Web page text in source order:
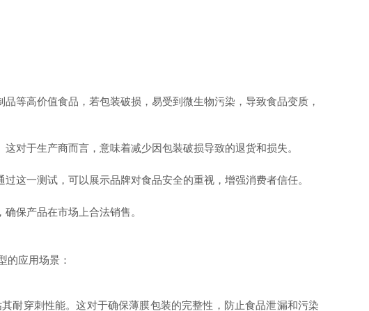
等高价值食品，若包装破损，易受到微生物污染，导致食品变质，
对于生产商而言，意味着减少因包装破损导致的退货和损失。
这一测试，可以展示品牌对食品安全的重视，增强消费者信任。
保产品在市场上合法销售。
的应用场景：
耐穿刺性能。这对于确保薄膜包装的完整性，防止食品泄漏和污染